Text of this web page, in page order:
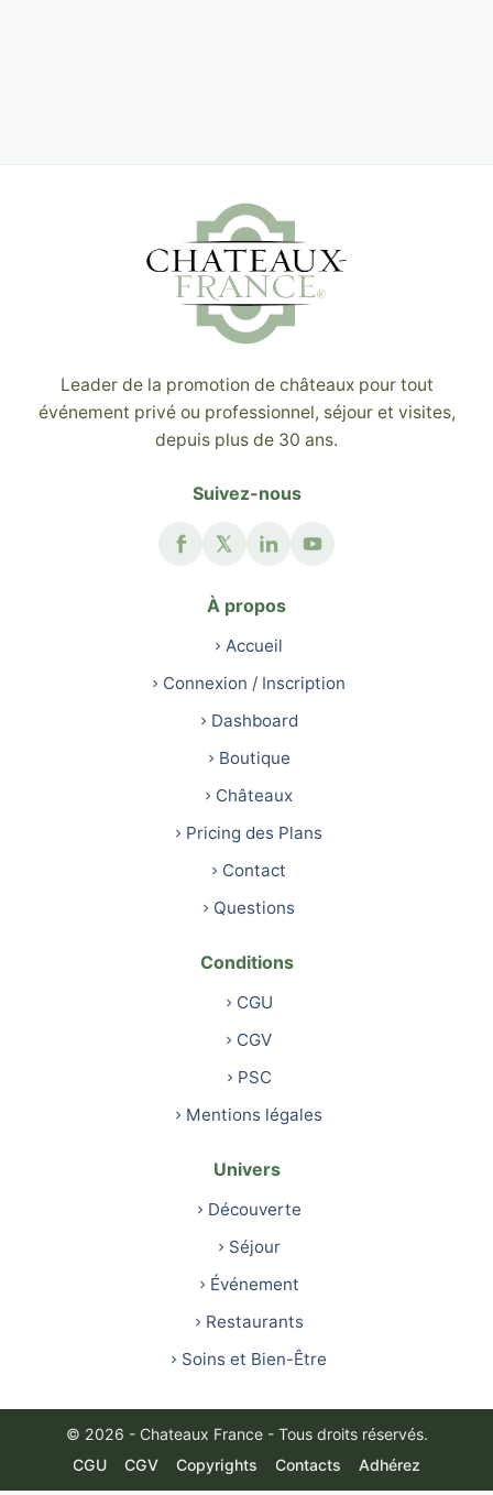
Leader de la promotion de châteaux pour tout
événement privé ou professionnel, séjour et visites,
depuis plus de 30 ans.
Suivez-nous
À propos
Accueil
Connexion / Inscription
Dashboard
Boutique
Châteaux
Pricing des Plans
Contact
Questions
Conditions
CGU
CGV
PSC
Mentions légales
Univers
Découverte
Séjour
Événement
Restaurants
Soins et Bien-Être
© 2026 - Chateaux France - Tous droits réservés.
CGU
CGV Copyrights Contacts Adhérez